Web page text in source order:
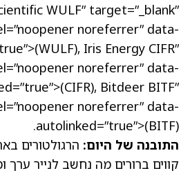
WULF” target=”_blank”
noreferrer” data-
, Iris Energy CIFR”
noreferrer” data-
, Bitdeer BITF”
noreferrer” data-
autolinked=”true”>(BITF)
.
התובנה של היום: הרגולטורים
קווים ברורים מה נחשב לנייר ערך